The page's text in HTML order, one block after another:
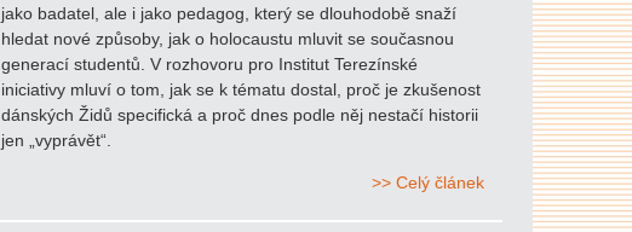
jako badatel, ale i jako pedagog, který se dlouhodobě snaží
hledat nové způsoby, jak o holocaustu mluvit se současnou
generací studentů. V rozhovoru pro Institut Terezínské
iniciativy mluví o tom, jak se k tématu dostal, proč je zkušenost
dánských Židů specifická a proč dnes podle něj nestačí historii
jen „vyprávět“.
>> Celý článek